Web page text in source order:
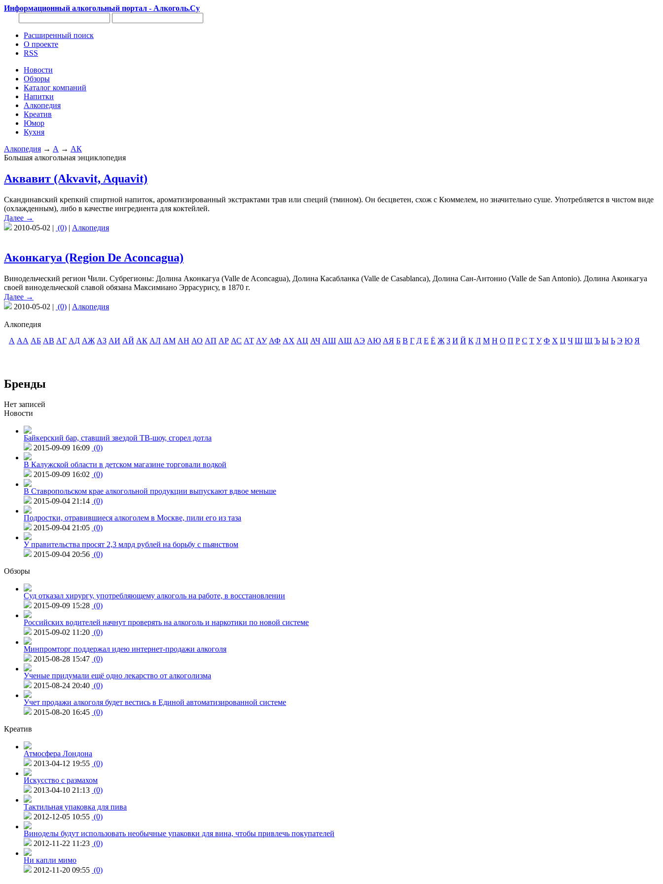
Информационный алкогольный портал - Алкоголь.Су
Расширенный поиск
О проекте
RSS
Новости
Обзоры
Каталог компаний
Напитки
Алкопедия
Креатив
Юмор
Кухня
Алкопедия → А → АК
Большая алкогольная энциклопедия
Аквавит (Akvavit, Aquavit)
Скандинавский крепкий спиртной напиток, ароматизированный экстрактами трав или специй (тмином). Он бесцветен, схож с Кюммелем, но значительно суше. Употребляется в чистом виде
(охлажденным), либо в качестве ингредиента для коктейлей.
Далее →
2010-05-02 | (0) | Алкопедия
Аконкагуа (Region De Aconcagua)
Винодельческий регион Чили. Субрегионы: Долина Аконкагуа (Valle de Aconcagua), Долина Касабланка (Valle de Casablanca), Долина Сан-Антонио (Valle de San Antonio). Долина Аконкагуа
своей винодельческой славой обязана Максимиано Эррасурису, в 1870 г.
Далее →
2010-05-02 | (0) | Алкопедия
Алкопедия
А АА АБ АВ АГ АД АЖ АЗ АИ АЙ АК АЛ АМ АН АО АП АР АС АТ АУ АФ АХ АЦ АЧ АШ АЩ АЭ АЮ АЯ Б В Г Д Е Ё Ж З И Й К Л М Н О П Р С Т У Ф Х Ц Ч Ш Щ Ъ Ы Ь Э Ю Я
Бренды
Нет записей
Новости
Байкерский бар, ставший звездой ТВ-шоу, сгорел дотла
2015-09-09 16:09 (0)
В Калужской области в детском магазине торговали водкой
2015-09-09 16:02 (0)
В Ставропольском крае алкогольной продукции выпускают вдвое меньше
2015-09-04 21:14 (0)
Подростки, отравившиеся алкоголем в Москве, пили его из таза
2015-09-04 21:05 (0)
У правительства просят 2,3 млрд рублей на борьбу с пьянством
2015-09-04 20:56 (0)
Обзоры
Суд отказал хирургу, употребляющему алкоголь на работе, в восстановлении
2015-09-09 15:28 (0)
Российских водителей начнут проверять на алкоголь и наркотики по новой системе
2015-09-02 11:20 (0)
Минпромторг поддержал идею интернет-продажи алкоголя
2015-08-28 15:47 (0)
Ученые придумали ещё одно лекарство от алкоголизма
2015-08-24 20:40 (0)
Учет продажи алкоголя будет вестись в Единой автоматизированной системе
2015-08-20 16:45 (0)
Креатив
Атмосфера Лондона
2013-04-12 19:55 (0)
Искусство с размахом
2013-04-10 21:13 (0)
Тактильная упаковка для пива
2012-12-05 10:55 (0)
Виноделы будут использовать необычные упаковки для вина, чтобы привлечь покупателей
2012-11-22 11:23 (0)
Ни капли мимо
2012-11-20 09:55 (0)